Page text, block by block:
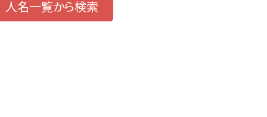
人名一覧から検索